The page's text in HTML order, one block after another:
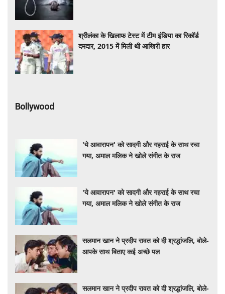
श्रीलंका के खिलाफ टेस्ट में टीम इंडिया का रिकॉर्ड
दमदार, 2015 में मिली थी आखिरी हार
Bollywood
'ये आवारापन' को सादगी और गहराई के साथ रचा
गया, अमाल मलिक ने खोले संगीत के राज
'ये आवारापन' को सादगी और गहराई के साथ रचा
गया, अमाल मलिक ने खोले संगीत के राज
सलमान खान ने प्रदीप रावत को दी श्रद्धांजलि, बोले-
आपके साथ बिताए कई अच्छे पल
सलमान खान ने प्रदीप रावत को दी श्रद्धांजलि, बोले-